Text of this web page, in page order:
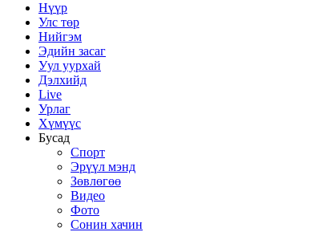
Нүүр
Улс төр
Нийгэм
Эдийн засаг
Уул уурхай
Дэлхийд
Live
Урлаг
Хүмүүс
Бусад
Спорт
Эрүүл мэнд
Зөвлөгөө
Видео
Фото
Сонин хачин